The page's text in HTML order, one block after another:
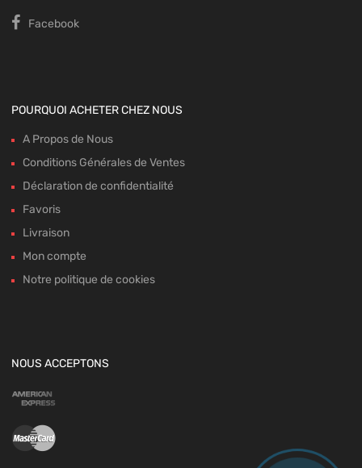
Facebook
POURQUOI ACHETER CHEZ NOUS
A Propos de Nous
Conditions Générales de Ventes
Déclaration de confidentialité
Favoris
Livraison
Mon compte
Notre politique de cookies
NOUS ACCEPTONS